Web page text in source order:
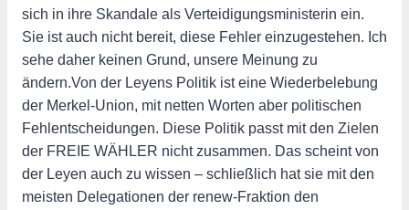
sich in ihre Skandale als Verteidigungsministerin ein.
Sie ist auch nicht bereit, diese Fehler einzugestehen. Ich
sehe daher keinen Grund, unsere Meinung zu
ändern.Von der Leyens Politik ist eine Wiederbelebung
der Merkel-Union, mit netten Worten aber politischen
Fehlentscheidungen. Diese Politik passt mit den Zielen
der FREIE WÄHLER nicht zusammen. Das scheint von
der Leyen auch zu wissen – schließlich hat sie mit den
meisten Delegationen der renew-Fraktion den